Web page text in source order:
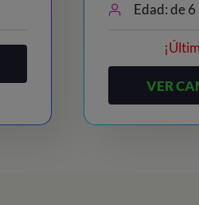
Edad: de 6
VER